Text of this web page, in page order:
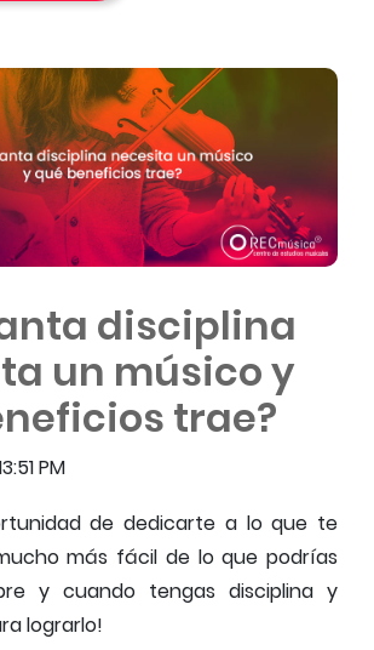
disciplina
un músico y
trae?
PM
de dedicarte a lo que te
más fácil de lo que podrías
y cuando tengas disciplina y
lograrlo!